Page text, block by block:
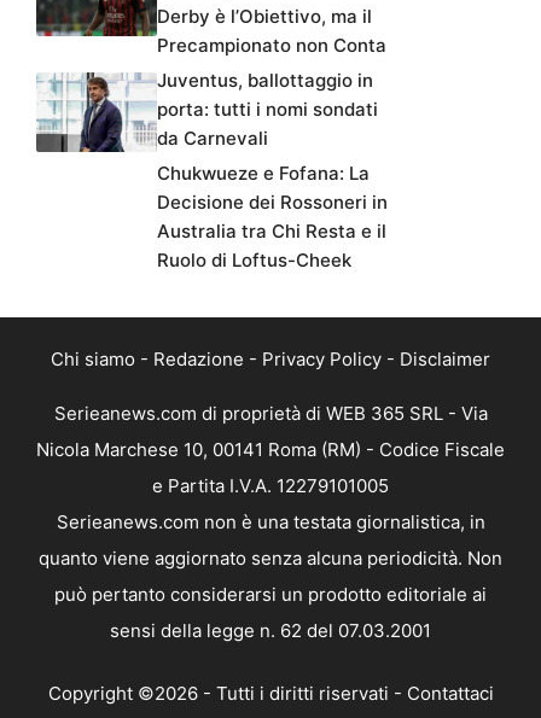
Derby è l’Obiettivo, ma il
Precampionato non Conta
Juventus, ballottaggio in
porta: tutti i nomi sondati
da Carnevali
Chukwueze e Fofana: La
Decisione dei Rossoneri in
Australia tra Chi Resta e il
Ruolo di Loftus-Cheek
Chi siamo - Redazione - Privacy Policy - Disclaimer
Serieanews.com di proprietà di WEB 365 SRL - Via
Nicola Marchese 10, 00141 Roma (RM) - Codice Fiscale
e Partita I.V.A. 12279101005
Serieanews.com non è una testata giornalistica, in
quanto viene aggiornato senza alcuna periodicità. Non
può pertanto considerarsi un prodotto editoriale ai
sensi della legge n. 62 del 07.03.2001
Copyright ©2026 - Tutti i diritti riservati - Contattaci